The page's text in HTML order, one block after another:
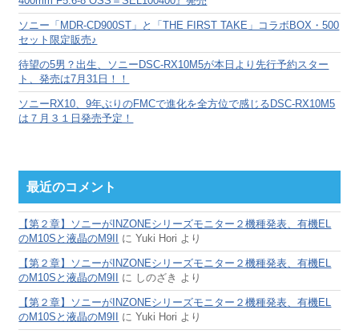
ソニー「MDR-CD900ST」と「THE FIRST TAKE」コラボBOX・500
セット限定販売♪
待望の5男？出生、ソニーDSC-RX10M5が本日より先行予約スター
ト、発売は7月31日！！
ソニーRX10、9年ぶりのFMCで進化を全方位で感じるDSC-RX10M5
は７月３１日発売予定！
最近のコメント
【第２章】ソニーがINZONEシリーズモニター２機種発表、有機EL
のM10Sと液晶のM9II にYuki Hori より
【第２章】ソニーがINZONEシリーズモニター２機種発表、有機EL
のM10Sと液晶のM9II に しのざき より
【第２章】ソニーがINZONEシリーズモニター２機種発表、有機EL
のM10Sと液晶のM9II にYuki Hori より